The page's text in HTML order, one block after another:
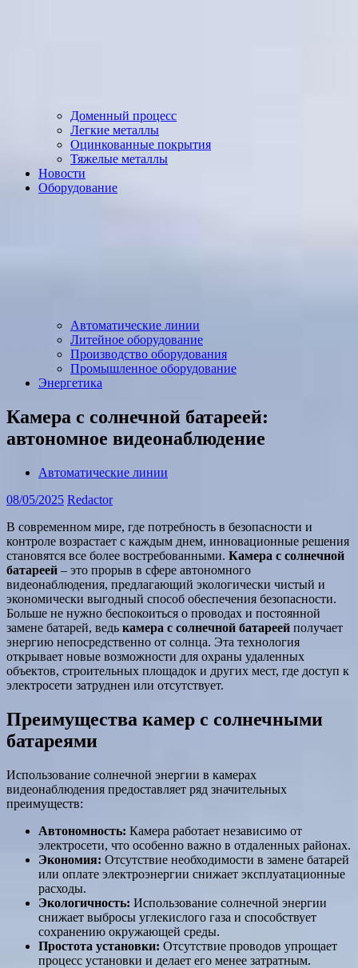
Доменный процесс
Легкие металлы
Оцинкованные покрытия
Тяжелые металлы
Новости
Оборудование
Автоматические линии
Литейное оборудование
Производство оборудования
Промышленное оборудование
Энергетика
Камера с солнечной батареей:
автономное видеонаблюдение
Автоматические линии
08/05/2025 Redactor
В современном мире, где потребность в безопасности и
контроле возрастает с каждым днем, инновационные решения
становятся все более востребованными. Камера с солнечной
батареей – это прорыв в сфере автономного
видеонаблюдения, предлагающий экологически чистый и
экономически выгодный способ обеспечения безопасности.
Больше не нужно беспокоиться о проводах и постоянной
замене батарей, ведь камера с солнечной батареей получает
энергию непосредственно от солнца. Эта технология
открывает новые возможности для охраны удаленных
объектов, строительных площадок и других мест, где доступ к
электросети затруднен или отсутствует.
Преимущества камер с солнечными
батареями
Использование солнечной энергии в камерах
видеонаблюдения предоставляет ряд значительных
преимуществ:
Автономность: Камера работает независимо от
электросети, что особенно важно в отдаленных районах.
Экономия: Отсутствие необходимости в замене батарей
или оплате электроэнергии снижает эксплуатационные
расходы.
Экологичность: Использование солнечной энергии
снижает выбросы углекислого газа и способствует
сохранению окружающей среды.
Простота установки: Отсутствие проводов упрощает
процесс установки и делает его менее затратным.